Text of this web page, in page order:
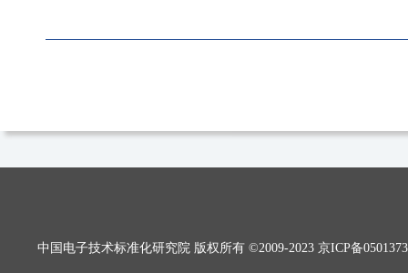
中国电子技术标准化研究院 版权所有 ©2009-2023 京ICP备